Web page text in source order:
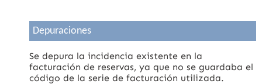
Depuraciones
Se depura la incidencia existente en la
facturación de reservas, ya que no se guardaba el
código de la serie de facturación utilizada.